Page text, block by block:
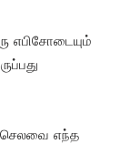
எபிசோடையும்
செலவை எந்த